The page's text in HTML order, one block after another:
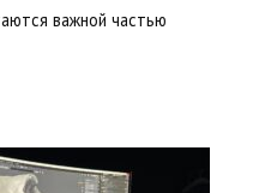
важной частью